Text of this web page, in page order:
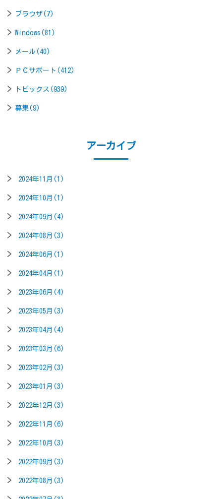
ブラウザ(7)
Windows(81)
メール(40)
ＰＣサポート(412)
トピックス(939)
募集(9)
アーカイブ
2024年11月(1)
2024年10月(1)
2024年09月(4)
2024年08月(3)
2024年06月(1)
2024年04月(1)
2023年06月(4)
2023年05月(3)
2023年04月(4)
2023年03月(6)
2023年02月(3)
2023年01月(3)
2022年12月(3)
2022年11月(6)
2022年10月(3)
2022年09月(3)
2022年08月(3)